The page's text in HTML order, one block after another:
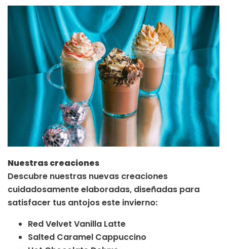
Nuestras creaciones
Descubre nuestras nuevas creaciones
cuidadosamente elaboradas, diseñadas para
satisfacer tus antojos este invierno:
Red Velvet Vanilla Latte
Salted Caramel Cappuccino